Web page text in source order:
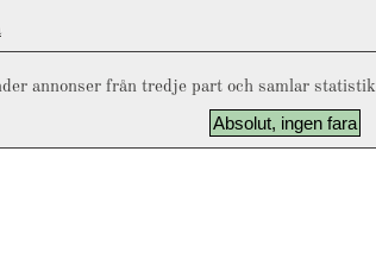
annonser från tredje part och samlar
Absolut, ingen fara